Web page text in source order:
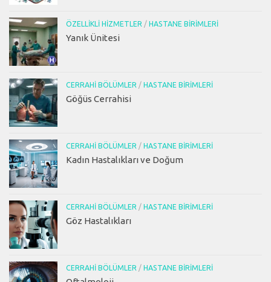
ÖZELLIKLI HIZMETLER / HASTANE BIRIMLERI
Yanık Ünitesi
CERRAHI BÖLÜMLER / HASTANE BIRIMLERI
Göğüs Cerrahisi
CERRAHI BÖLÜMLER / HASTANE BIRIMLERI
Kadın Hastalıkları ve Doğum
CERRAHI BÖLÜMLER / HASTANE BIRIMLERI
Göz Hastalıkları
CERRAHI BÖLÜMLER / HASTANE BIRIMLERI